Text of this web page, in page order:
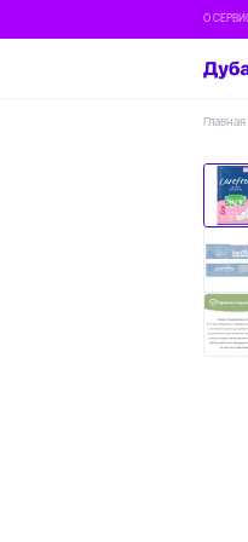
О
Главная